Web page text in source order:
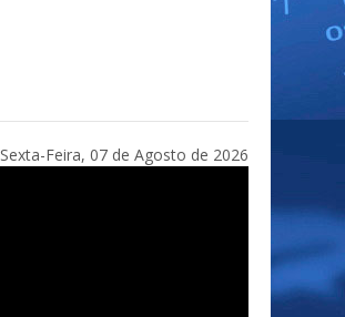
Sexta-Feira, 07 de Agosto de 2026